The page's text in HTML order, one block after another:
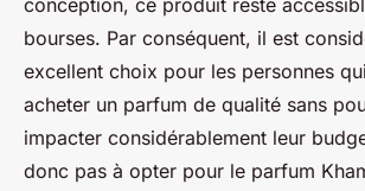
conception, ce produit reste
bourses. Par conséquent, il est
excellent choix pour les personnes
acheter un parfum de qualité sans
impacter considérablement leur
donc pas à opter pour le parfum